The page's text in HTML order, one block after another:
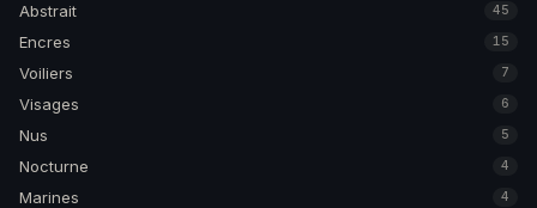
Abstrait 45
Encres 15
Voiliers 7
Visages 6
Nus 5
Nocturne 4
Marines 4